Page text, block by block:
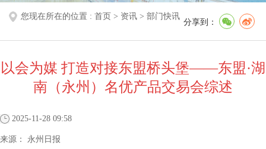
您现在所在的位置 : 首页 > 资讯 > 部门快讯
分享到：
以会为媒 打造对接东盟桥头堡——东盟·湖
南（永州）名优产品交易会综述
2025-11-28 09:58
来源： 永州日报